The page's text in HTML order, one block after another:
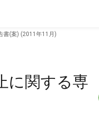
書(案) (2011年11月)
に関する専